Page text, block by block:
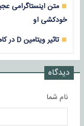
متن اینستاگرامی
خودکشی او
تاثیر ویتامین D در کاهش احتمال خودکشی
دیدگاه
نام شما